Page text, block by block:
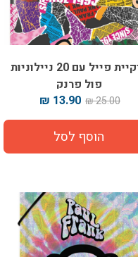
תיקיית פייל עם 20 ניילוניות
פול פרנק
25.00 ₪
13.90 ₪